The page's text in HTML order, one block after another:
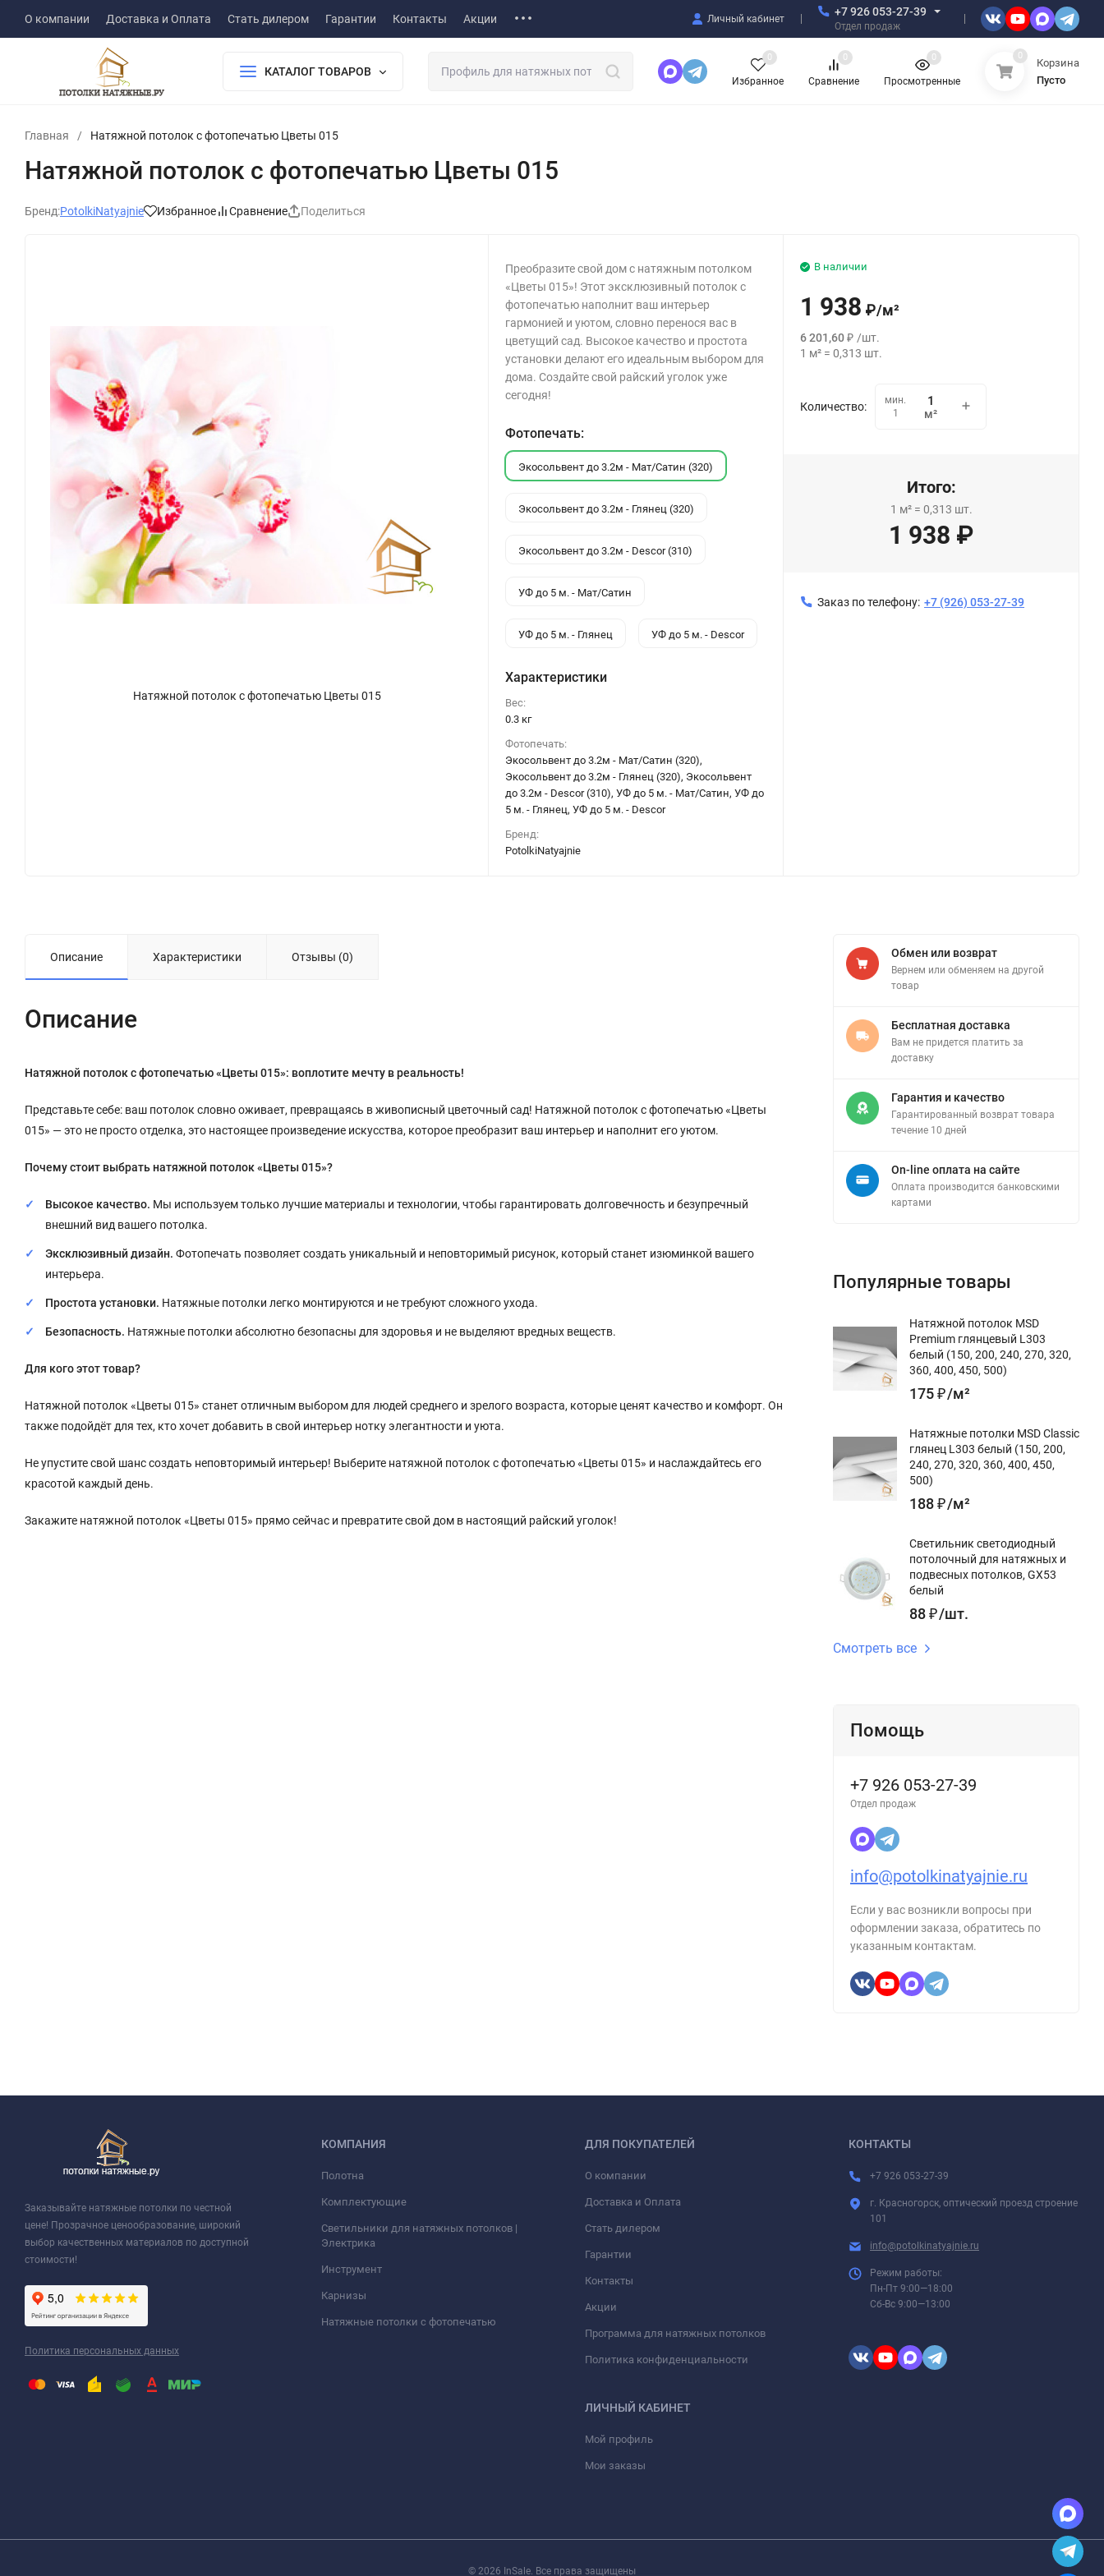
О компании Доставка и Оплата Стать дилером Гарантии Контакты Акции Личный кабинет
+7 926 053-27-39
Отдел продаж
КАТАЛОГ ТОВАРОВ
Избранное
0
Сравнение
0
Просмотренные
0 0
Корзина
Пусто
Главная / Натяжной потолок с фотопечатью Цветы 015
Натяжной потолок с фотопечатью Цветы 015
Бренд:PotolkiNatyajnie Избранное Сравнение Поделиться
Натяжной потолок с фотопечатью Цветы 015
Преобразите свой дом с натяжным потолком
«Цветы 015»! Этот эксклюзивный потолок с
фотопечатью наполнит ваш интерьер
гармонией и уютом, словно перенося вас в
цветущий сад. Высокое качество и простота
установки делают его идеальным выбором для
дома. Создайте свой райский уголок уже
сегодня!
Фотопечать:
Экосольвент до 3.2м - Мат/Сатин (320)
Экосольвент до 3.2м - Глянец (320)
Экосольвент до 3.2м - Descor (310)
УФ до 5 м. - Мат/Сатин
УФ до 5 м. - Глянец УФ до 5 м. - Descor
Характеристики
Вес:
0.3 кг
Фотопечать:
Экосольвент до 3.2м - Мат/Сатин (320),
Экосольвент до 3.2м - Глянец (320), Экосольвент
до 3.2м - Descor (310), УФ до 5 м. - Мат/Сатин, УФ до
5 м. - Глянец, УФ до 5 м. - Descor
Бренд:
PotolkiNatyajnie
В наличии
1 938 ₽/м²
6 201,60₽ /шт.
1 м² =0,313 шт.
Количество:
мин.
1
м²
Итого:
1 м²= 0,313 шт.
1 938 ₽
Заказ по телефону: +7 (926) 053-27-39
Описание Характеристики Отзывы (0)
Описание
Натяжной потолок с фотопечатью «Цветы 015»: воплотите мечту в реальность!
Представьте себе: ваш потолок словно оживает, превращаясь в живописный цветочный сад! Натяжной потолок с фотопечатью «Цветы
015» — это не просто отделка, это настоящее произведение искусства, которое преобразит ваш интерьер и наполнит его уютом.
Почему стоит выбрать натяжной потолок «Цветы 015»?
Высокое качество. Мы используем только лучшие материалы и технологии, чтобы гарантировать долговечность и безупречный
внешний вид вашего потолка.
Эксклюзивный дизайн. Фотопечать позволяет создать уникальный и неповторимый рисунок, который станет изюминкой вашего
интерьера.
Простота установки. Натяжные потолки легко монтируются и не требуют сложного ухода.
Безопасность. Натяжные потолки абсолютно безопасны для здоровья и не выделяют вредных веществ.
Для кого этот товар?
Натяжной потолок «Цветы 015» станет отличным выбором для людей среднего и зрелого возраста, которые ценят качество и комфорт. Он
также подойдёт для тех, кто хочет добавить в свой интерьер нотку элегантности и уюта.
Не упустите свой шанс создать неповторимый интерьер! Выберите натяжной потолок с фотопечатью «Цветы 015» и наслаждайтесь его
красотой каждый день.
Закажите натяжной потолок «Цветы 015» прямо сейчас и превратите свой дом в настоящий райский уголок!
Обмен или возврат
Вернем или обменяем на другой
товар
Бесплатная доставка
Вам не придется платить за
доставку
Гарантия и качество
Гарантированный возврат товара
течение 10 дней
On-line оплата на сайте
Оплата производится банковскими
картами
Популярные товары
Натяжной потолок MSD
Premium глянцевый L303
белый (150, 200, 240, 270, 320,
360, 400, 450, 500)
175₽/м²
Натяжные потолки MSD Classic
глянец L303 белый (150, 200,
240, 270, 320, 360, 400, 450,
500)
188₽/м²
Светильник светодиодный
потолочный для натяжных и
подвесных потолков, GX53
белый
88₽/шт.
Смотреть все
Помощь
+7 926 053-27-39
Отдел продаж
info@potolkinatyajnie.ru
Если у вас возникли вопросы при
оформлении заказа, обратитесь по
указанным контактам.
Заказывайте натяжные потолки по честной
цене! Прозрачное ценообразование, широкий
выбор качественных материалов по доступной
стоимости!
Политика персональных данных
КОМПАНИЯ
Полотна
Комплектующие
Светильники для натяжных потолков |
Электрика
Инструмент
Карнизы
Натяжные потолки с фотопечатью
ДЛЯ ПОКУПАТЕЛЕЙ
О компании
Доставка и Оплата
Стать дилером
Гарантии
Контакты
Акции
Программа для натяжных потолков
Политика конфиденциальности
ЛИЧНЫЙ КАБИНЕТ
Мой профиль
Мои заказы
КОНТАКТЫ
+7 926 053-27-39
г. Красногорск, оптический проезд строение
101
info@potolkinatyajnie.ru
Режим работы:
Пн-Пт 9:00—18:00
Сб-Вс 9:00—13:00
© 2026 InSale. Все права защищены